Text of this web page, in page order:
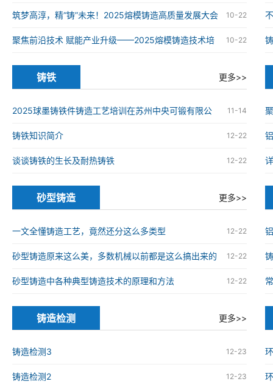
铸造高质量发展大会在南京举办 10-22
筑梦高淳，精“铸”未来！2025熔模铸造高质量发展大会
在南京高淳成功举办 10-22
聚焦前沿技术 赋能产业升级——2025熔模铸造技术培
训班在南京高淳成功举办
铸铁 更多>>
11-14
2025球墨铸铁件铸造工艺培训在苏州中央可锻有限公
司成功举办 12-22
铸铁知识简介
12-22
谈谈铸铁的生长及耐热铸铁
砂型铸造 更多>>
12-22
一文全懂铸造工艺，竟然还分这么多类型
12-22
砂型铸造原来这么美，多数机械以前都是这么搞出来的
12-22
砂型铸造中各种典型铸造技术的原理和方法
铸造检测 更多>>
12-23
铸造检测3
12-23
铸造检测2